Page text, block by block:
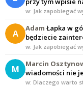
w: Jak zapobiegać
A Adam Łapka w
będziecie
w: Jak zapobiegać
M Marcin
wiadomości nie
w: Dlaczego warto